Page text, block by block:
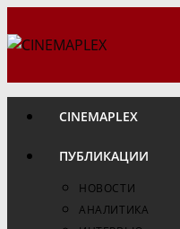
к
CINEMAPLEX
ПУБЛИКАЦИИ
НОВОСТИ
АНАЛИТИКА